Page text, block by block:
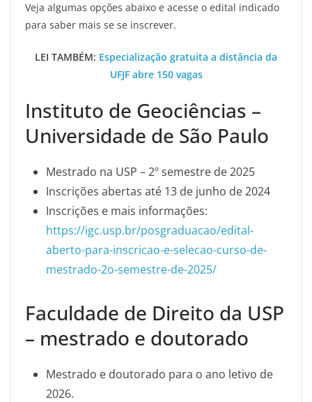
Veja algumas opções abaixo e acesse o edital indicado
para saber mais se se inscrever.
LEI TAMBÉM: Especialização gratuita a distância da
UFJF abre 150 vagas
Instituto de Geociências –
Universidade de São Paulo
Mestrado na USP – 2º semestre de 2025
Inscrições abertas até 13 de junho de 2024
Inscrições e mais informações:
https://igc.usp.br/posgraduacao/edital-
aberto-para-inscricao-e-selecao-curso-de-
mestrado-2o-semestre-de-2025/
Faculdade de Direito da USP
– mestrado e doutorado
Mestrado e doutorado para o ano letivo de
2026.